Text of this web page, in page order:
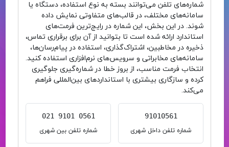
شماره‌های تلفن می‌توانند بسته به نوع استفاده، دستگاه یا
سامانه‌های مختلف، در قالب‌های متفاوتی نمایش داده
شوند. در این بخش، این شماره در رایج‌ترین فرمت‌های
استاندارد ارائه شده است تا بتوانید از آن برای برقراری تماس،
ذخیره در مخاطبین، اشتراک‌گذاری، استفاده در پیام‌رسان‌ها،
سامانه‌های مخابراتی و سرویس‌های نرم‌افزاری استفاده کنید.
انتخاب فرمت مناسب، از بروز خطا در شماره‌گیری جلوگیری
کرده و سازگاری بیشتری با استانداردهای بین‌المللی فراهم
می‌کند.
91010561
شماره تلفن داخل شهری
021 9101 0561
شماره تلفن بین شهری